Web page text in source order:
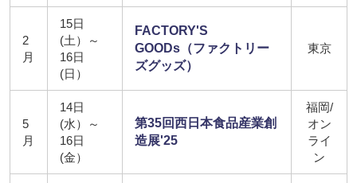
2
月
15日
(土）～
16日
(日）
FACTORY'S
GOODs（ファクトリー
ズグッズ）
東京
5
月
14日
(水）～
16日
(金）
第35回西日本食品産業創
造展'25
福岡/
オン
ライ
ン